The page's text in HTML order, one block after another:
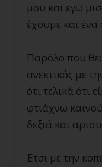
μου και εγώ
έχουμε και
Παρόλο που
ανεκτικός με
ότι τελικά ότι
φτιάχνω
δεξιά και
Έτσι με την